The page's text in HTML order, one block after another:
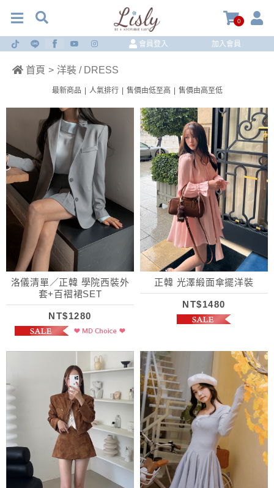
0
會員登入 加入會員
首頁 > 洋裝 / DRESS
最新商品 人氣排行 售價由低至高 售價由高至低
洛儀清單／正韓 學院西裝外
套+百褶裙SET
NT$1280
正韓 光澤緞面傘擺洋裝
NT$1480